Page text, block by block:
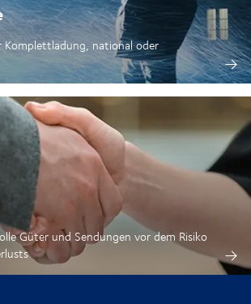
national oder
Güter und Sendungen vor dem Risiko